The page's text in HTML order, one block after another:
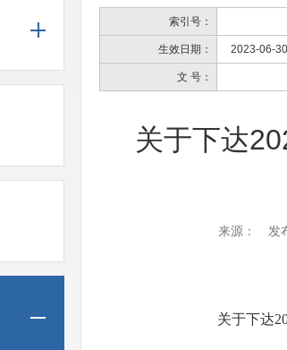
索引号：
生效日期： 2023-06-30
文 号：
关于下达
来源： 发
关于下达